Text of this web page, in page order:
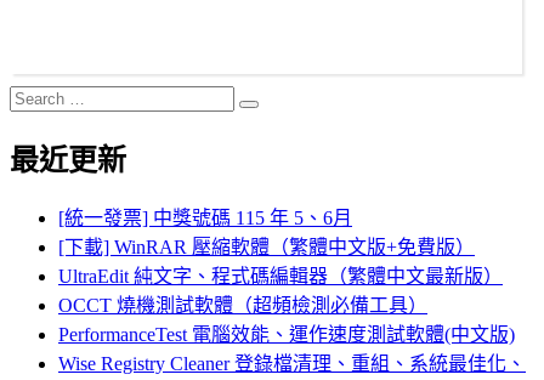
Search
for:
Search
最近更新
[統一發票] 中獎號碼 115 年 5、6月
[下載] WinRAR 壓縮軟體（繁體中文版+免費版）
UltraEdit 純文字、程式碼編輯器（繁體中文最新版）
OCCT 燒機測試軟體（超頻檢測必備工具）
PerformanceTest 電腦效能、運作速度測試軟體(中文版)
Wise Registry Cleaner 登錄檔清理、重組、系統最佳化、